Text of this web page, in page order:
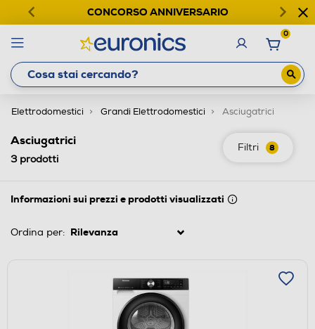
CONCORSO ANNIVERSARIO
0
Elettrodomestici Grandi Elettrodomestici Asciugatrici
Filtri 8
Asciugatrici
3prodotti
Informazioni sui prezzi e prodotti visualizzati
Ordina per: